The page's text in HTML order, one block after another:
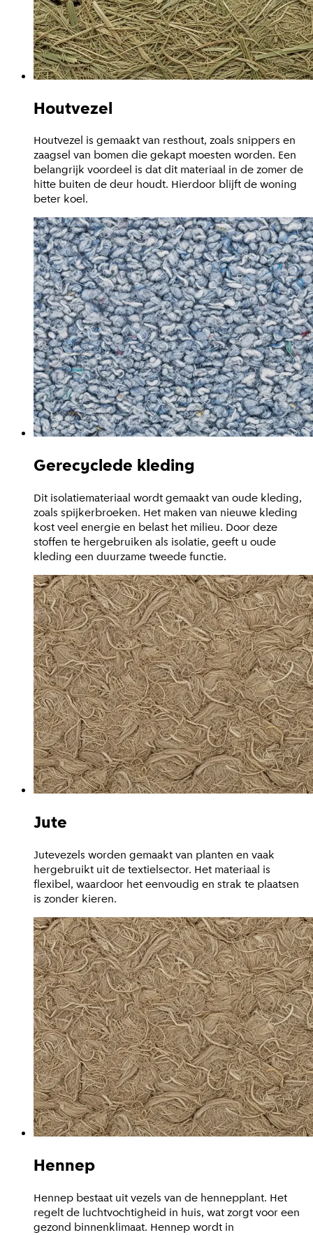
Houtvezel
Houtvezel is gemaakt van resthout, zoals snippers en
zaagsel van bomen die gekapt moesten worden. Een
belangrijk voordeel is dat dit materiaal in de zomer de
hitte buiten de deur houdt. Hierdoor blijft de woning
beter koel.
Gerecyclede kleding
Dit isolatiemateriaal wordt gemaakt van oude kleding,
zoals spijkerbroeken. Het maken van nieuwe kleding
kost veel energie en belast het milieu. Door deze
stoffen te hergebruiken als isolatie, geeft u oude
kleding een duurzame tweede functie.
Jute
Jutevezels worden gemaakt van planten en vaak
hergebruikt uit de textielsector. Het materiaal is
flexibel, waardoor het eenvoudig en strak te plaatsen
is zonder kieren.
Hennep
Hennep bestaat uit vezels van de hennepplant. Het
regelt de luchtvochtigheid in huis, wat zorgt voor een
gezond binnenklimaat. Hennep wordt in